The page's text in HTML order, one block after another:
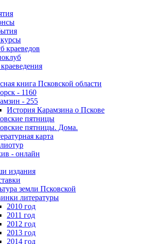
краеведов
книга Псковской области
- 1160
- 255
История Карамзина о Пскове
пятницы
пятницы. Дома.
карта
- онлайн
издания
земли Псковской
литературы
2010 год
2011 год
2012 год
2013 год
2014 год